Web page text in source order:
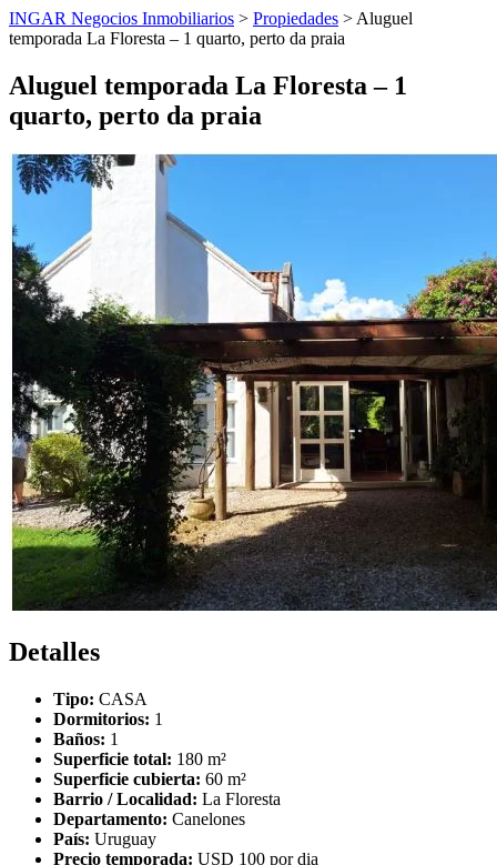
INGAR Negocios Inmobiliarios > Propiedades > Aluguel
temporada La Floresta – 1 quarto, perto da praia
Aluguel temporada La Floresta – 1
quarto, perto da praia
Detalles
Tipo: CASA
Dormitorios: 1
Baños: 1
Superficie total: 180 m²
Superficie cubierta: 60 m²
Barrio / Localidad: La Floresta
Departamento: Canelones
País: Uruguay
Precio temporada: USD 100 por dia